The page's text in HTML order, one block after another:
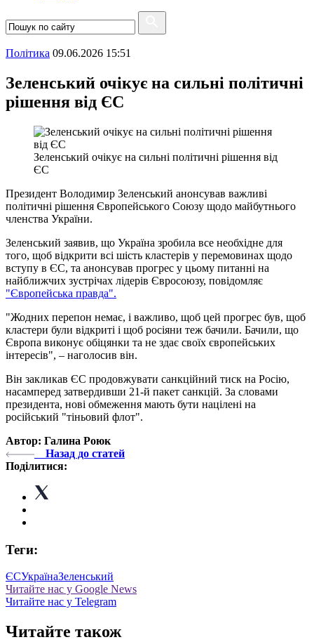
Полiтика 09.06.2026 15:51
Зеленський очікує на сильні політичні
рішення від ЄС
Зеленський очікує на сильні політичні рішення від
ЄС
Президент Володимир Зеленський анонсував важливі
політичні рішення Європейського Союзу щодо майбутнього
членства України.
Зеленський заявив, що Україна зробила все необхідне для
того, щоб відкрити всі шість кластерів у перемовинах щодо
вступу в ЄС, та анонсував прогрес у цьому питанні на
найближчих зустрічах лідерів Євросоюзу, повідомляє
"Європейська правда".
"Жодних перепон немає, і важливо, щоб цей прогрес був, щоб
кластери були відкриті і щоб росіяни теж бачили. Бачили, що
Європа виконує обіцянки та не здає своїх європейських
інтересів", – наголосив він.
Він закликав ЄС продовжувати санкційний тиск на Росію,
насамперед затвердивши 21-й пакет санкцій. За словами
президента, нові обмеження мають бути націлені на
російський "тіньовий флот".
Автор: Галина Роюк
Назад до статей
Поділитися:
Теги:
ЄСУкраїнаЗеленський
Читайте нас у Google News
Читайте нас у Telegram
Читайте також